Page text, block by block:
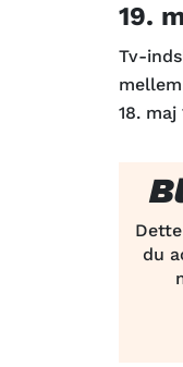
19.
Tv-
18. maj
du